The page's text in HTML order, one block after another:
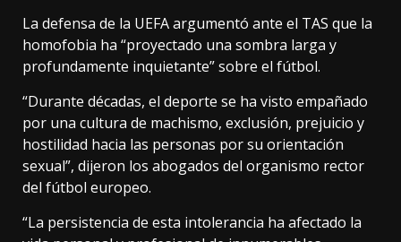
La defensa de la UEFA argumentó ante el TAS que la
homofobia ha “proyectado una sombra larga y
profundamente inquietante” sobre el fútbol.
“Durante décadas, el deporte se ha visto empañado
por una cultura de machismo, exclusión, prejuicio y
hostilidad hacia las personas por su orientación
sexual”, dijeron los abogados del organismo rector
del fútbol europeo.
“La persistencia de esta intolerancia ha afectado la